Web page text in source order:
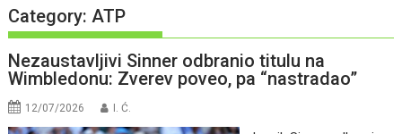
Category:ATP
Nezaustavljivi Sinner odbranio titulu na
Wimbledonu: Zverev poveo, pa “nastradao”
12/07/2026 I. Ć.